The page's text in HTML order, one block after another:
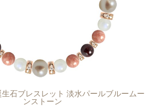
石ブレスレット 淡水パールブルームー
ンストーン